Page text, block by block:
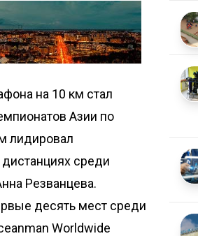
на 10 км стал
Азии по
лидировал
среди
Резванцева.
десять мест среди
Worldwide